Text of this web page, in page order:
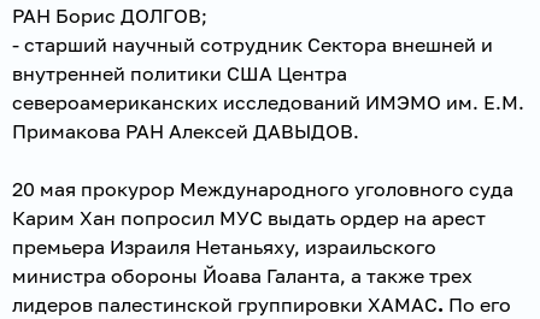
РАН Борис ДОЛГОВ;
- старший научный сотрудник Сектора внешней и
внутренней политики США Центра
североамериканских исследований ИМЭМО им. Е.М.
Примакова РАН Алексей ДАВЫДОВ.
20 мая прокурор Международного уголовного суда
Карим Хан попросил МУС выдать ордер на арест
премьера Израиля Нетаньяху, израильского
министра обороны Йоава Галанта, а также трех
лидеров палестинской группировки ХАМАС. По его